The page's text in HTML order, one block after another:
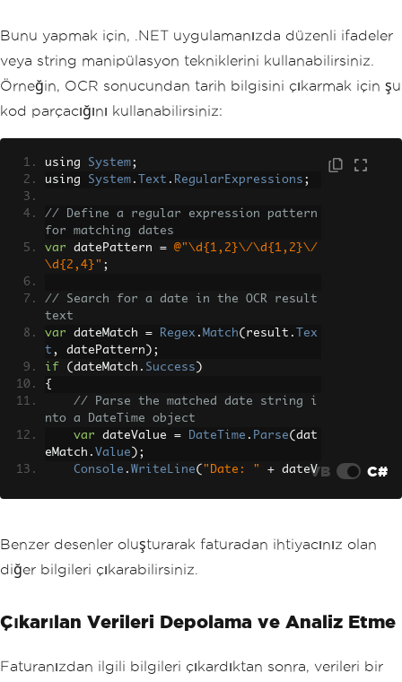
Bunu yapmak için, .NET uygulamanızda düzenli ifadeler
veya string manipülasyon tekniklerini kullanabilirsiniz.
Örneğin, OCR sonucundan tarih bilgisini çıkarmak için şu
kod parçacığını kullanabilirsiniz:
using System;
using System . Text . RegularExpressions ;
// Define a regular expression pattern
for matching dates
var datePattern =
@"\d{1,2}\/\d{1,2}\/
\d{2,4}" ;
// Search for a date in the OCR result
text
var dateMatch = Regex . Match( result .
Tex
t , datePattern );
if
( dateMatch . Success )
{
// Parse the matched date string i
nto a DateTime object
var dateValue = DateTime . Parse( dat
eMatch . Value );
Console . WriteLine( "Date: " + dateVVB C#
Benzer desenler oluşturarak faturadan ihtiyacınız olan
diğer bilgileri çıkarabilirsiniz.
Çıkarılan Verileri Depolama ve Analiz Etme
Faturanızdan ilgili bilgileri çıkardıktan sonra, verileri bir